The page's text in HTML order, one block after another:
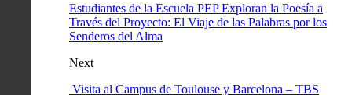
Estudiantes de la Escuela PEP Exploran la Poesía a
Través del Proyecto: El Viaje de las Palabras por los
Senderos del Alma
Next
Visita al Campus de Toulouse y Barcelona – TBS